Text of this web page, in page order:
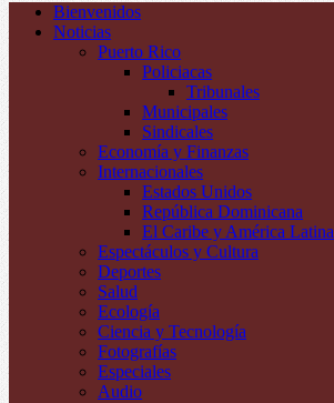
Bienvenidos
Noticias
Puerto Rico
Policiacas
Tribunales
Municipales
Sindicales
Economía y Finanzas
Internacionales
Estados Unidos
República Dominicana
El Caribe y América Latina
Espectáculos y Cultura
Deportes
Salud
Ecología
Ciencia y Tecnología
Fotografías
Especiales
Audio